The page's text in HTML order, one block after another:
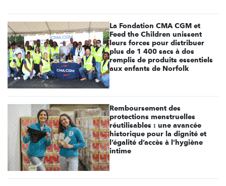
La Fondation CMA CGM et
Feed the Children unissent
leurs forces pour distribuer
plus de 1 400 sacs à dos
remplis de produits essentiels
aux enfants de Norfolk
Remboursement des
protections menstruelles
réutilisables : une avancée
historique pour la dignité et
l’égalité d’accès à l’hygiène
intime